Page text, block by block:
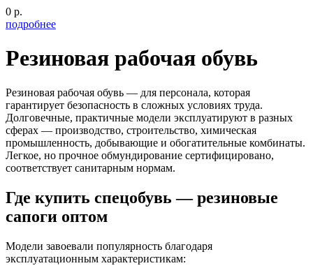
0 р.
подробнее
Резиновая рабочая обувь
Резиновая рабочая обувь — для персонала, которая
гарантирует безопасность в сложных условиях труда.
Долговечные, практичные модели эксплуатируют в разных
сферах — производство, строительство, химическая
промышленность, добывающие и обогатительные комбинаты.
Легкое, но прочное обмундирование сертифицировано,
соответствует санитарным нормам.
Где купить спецобувь — резиновые
сапоги оптом
Модели завоевали популярность благодаря
эксплуатационным характеристикам: